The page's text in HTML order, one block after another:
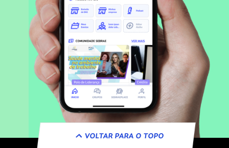
VOLTAR PARA O TOPO